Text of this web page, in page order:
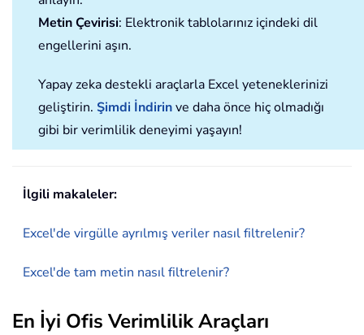
Metin Çevirisi: Elektronik tablolarınız içindeki dil
engellerini aşın.
Yapay zeka destekli araçlarla Excel yeteneklerinizi
geliştirin. Şimdi İndirinve daha önce hiç olmadığı
gibi bir verimlilik deneyimi yaşayın!
İlgili makaleler:
Excel'de virgülle ayrılmış veriler nasıl filtrelenir?
Excel'de tam metin nasıl filtrelenir?
En İyi Ofis Verimlilik Araçları